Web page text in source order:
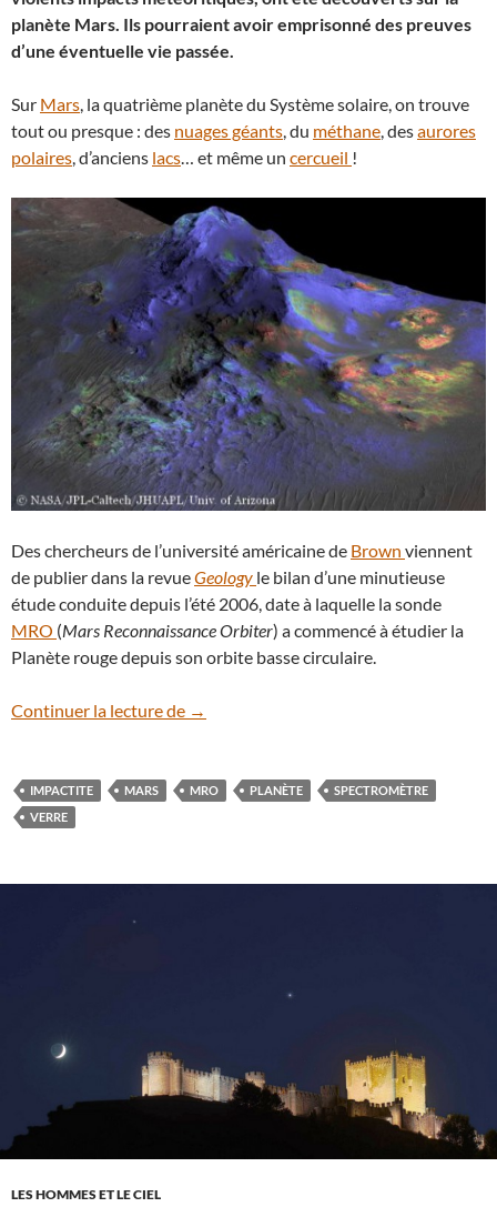
planète Mars. Ils pourraient avoir emprisonné des preuves
d’une éventuelle vie passée.
Sur Mars, la quatrième planète du Système solaire, on trouve
tout ou presque : des nuages géants, du méthane, desaurores
polaires, d’anciens lacs… et même un cercueil !
Des chercheurs de l’université américaine de Brown viennent
de publier dans la revueGeology le bilan d’une minutieuse
étude conduite depuis l’été 2006, date à laquelle la sonde
MRO (Mars Reconnaissance Orbiter) a commencé à étudier la
Planète rouge depuis son orbite basse circulaire.
Continuer la lecture de MRO détecte du verre à la surface de
→
IMPACTITE MARS MRO PLANÈTE
SPECTROMÈTRE
VERRE
LES HOMMES ET LE CIEL